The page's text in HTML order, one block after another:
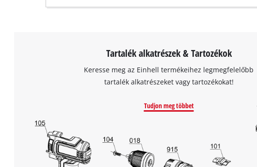
Tartalék alkatrészek & Tartozékok
Keresse meg az Einhell termékeihez legmegfelelőbb
tartalék alkatrészeket vagy tartozékokat!
Tudjon meg többet